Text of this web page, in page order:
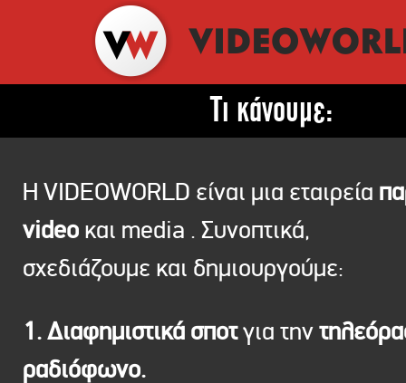
Τι κάνουμε:
Η VIDEOWORLD είναι μια εταιρεία
video και media . Συνοπτικά,
σχεδιάζουμε και δημιουργούμε:
1. Διαφημιστικά σποτγια την
ραδιόφωνο.